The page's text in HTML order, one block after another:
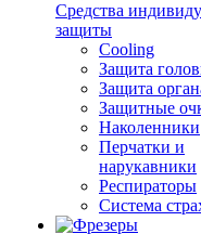
Средства
защиты
Cooling
Защита
Защита
Защитные
Наколенники
Перчатки и
нарукавники
Респираторы
Система